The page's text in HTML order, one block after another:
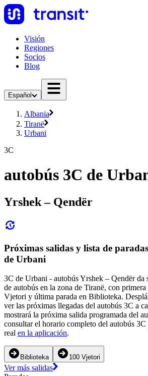
Visión
Regiones
Socios
Blog
Español
Albania
Tiranë
Urbani
3C
autobús 3C de
Yrshek – Qendër
Próximas salidas y lista de
de Urbani
3C de Urbani - autobús Yrshek – Qendër da
de autobús en la zona de Tiranë, con
Vjetori y última parada en Biblioteka.
ver las próximas llegadas del autobús 3C a
mostrará la próxima salida programada del
consultar el horario completo del autobús
real en la aplicación.
Biblioteka 100 Vjetori
Ver más salidas